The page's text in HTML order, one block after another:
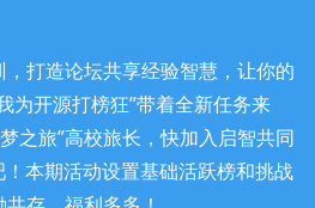
基础打榜能手
基础打榜能手
打造论坛共享经验智慧，让你的
为开源打榜狂”带着全新任务来
之旅”高校旅长，快加入启智共同
本期活动设置基础活跃榜和挑战